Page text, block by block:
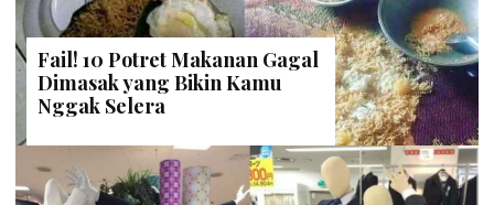
Fail! 10 Potret Makanan Gagal
Dimasak yang Bikin Kamu
Nggak Selera